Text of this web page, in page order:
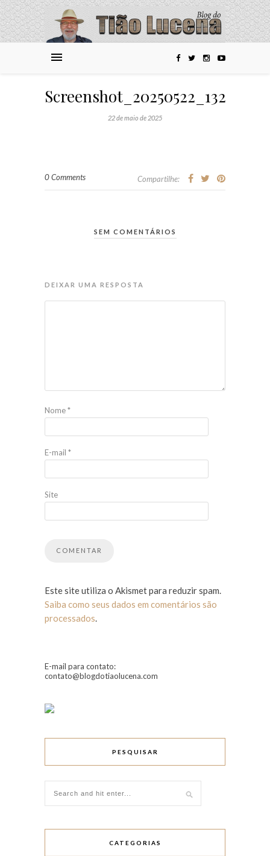
22 de maio de 2025
0 Comments Compartilhe:
SEM COMENTÁRIOS
DEIXAR UMA RESPOSTA
Nome*
E-mail *
Site
Este site utiliza o Akismet para reduzir spam.
Saiba como seus dados em comentários são
processados.
E-mail para contato:
contato@blogdotiaolucena.com
PESQUISAR
CATEGORIAS